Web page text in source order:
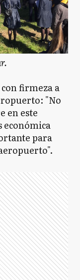
firmeza a
"No
en este
económica
para